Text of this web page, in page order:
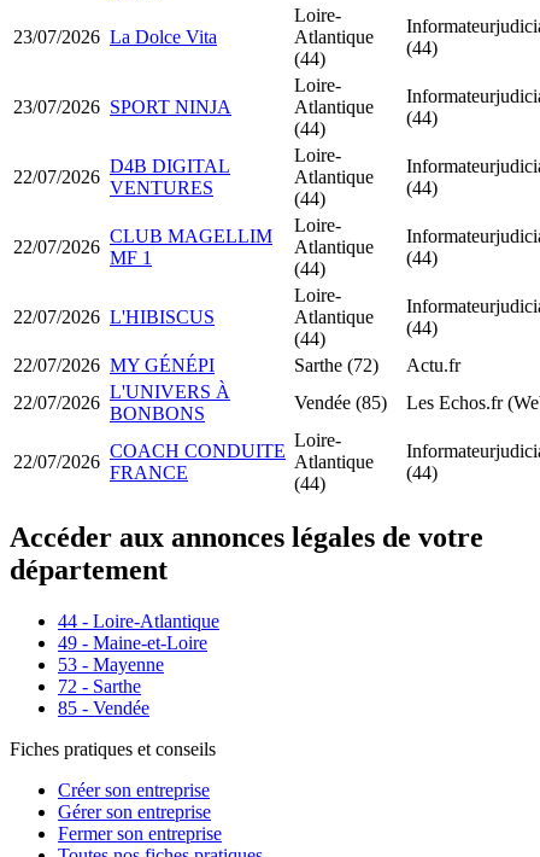
23/07/2026 La Dolce Vita
Loire-
Atlantique
(44)
(44)
23/07/2026 SPORT NINJA
Loire-
Atlantique
(44)
(44)
22/07/2026
D4B DIGITAL
VENTURES
Loire-
Atlantique
(44)
(44)
22/07/2026
CLUB MAGELLIM
MF 1
Loire-
Atlantique
(44)
(44)
22/07/2026 L'HIBISCUS
Loire-
Atlantique
(44)
(44)
22/07/2026 MY GÉNÉPI Sarthe (72)
Actu.fr
22/07/2026
L'UNIVERS À
BONBONS
Vendée (85) Les Echos.fr
22/07/2026
COACH CONDUITE
FRANCE
Loire-
Atlantique
(44)
(44)
Accéder aux annonces légales de votre
département
44 - Loire-Atlantique
49 - Maine-et-Loire
53 - Mayenne
72 - Sarthe
85 - Vendée
Fiches pratiques et conseils
Créer son entreprise
Gérer son entreprise
Fermer son entreprise